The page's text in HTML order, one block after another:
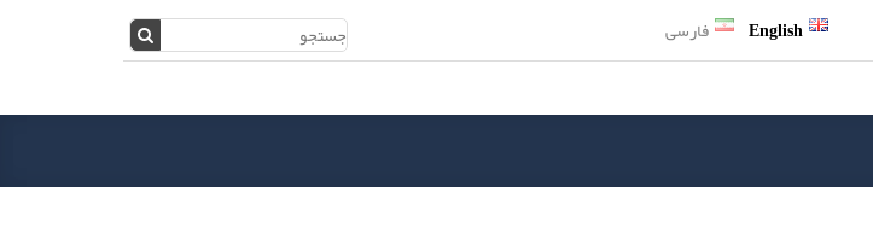
English فارسی